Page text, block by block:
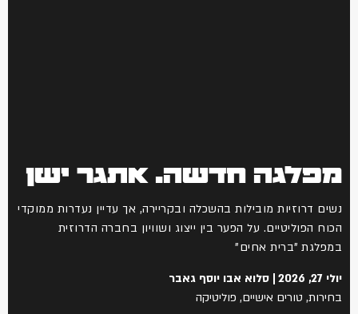
מפלגה חדשה. אתגר ישן
נשים דרוזיות מובילות בהשכלה ובקריירה, אך עדיין נעדרות ממוקדי
הכוח הפוליטיים. על הפער בין ייצוג ושוויון בחברה הדרוזית
במפלגת "ברית אחים"
יולי 27, 2026
סלוא אבו יוסף גאבר
בחירות, טורים אישיים, פוליטיקה